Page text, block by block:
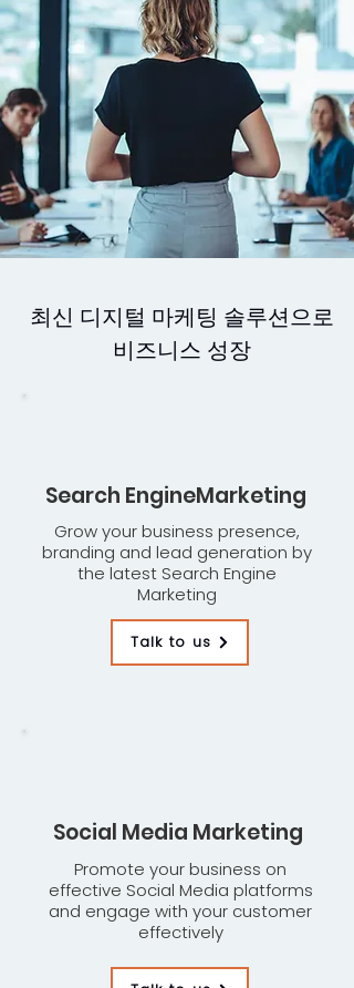
최신 디지털 마케팅 솔루션으로
비즈니스 성장
Search EngineMarketing
Talk to us
Grow your business presence,
branding and lead generation by
the latest Search Engine
Marketing
Social Media Marketing
Promote your business on
effective Social Media platforms
and engage with your customer
effectively